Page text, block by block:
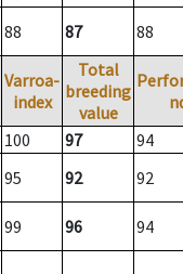
88 87 88
Varroa-
index
Total
breeding
value
100 97
94
95 92 92
99 96 94